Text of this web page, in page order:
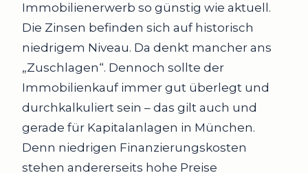
Immobilienerwerb so günstig wie aktuell.
Die Zinsen befinden sich auf historisch
niedrigem Niveau. Da denkt mancher ans
„Zuschlagen“. Dennoch sollte der
Immobilienkauf immer gut überlegt und
durchkalkuliert sein – das gilt auch und
gerade für Kapitalanlagen in München.
Denn niedrigen Finanzierungskosten
stehen andererseits hohe Preise